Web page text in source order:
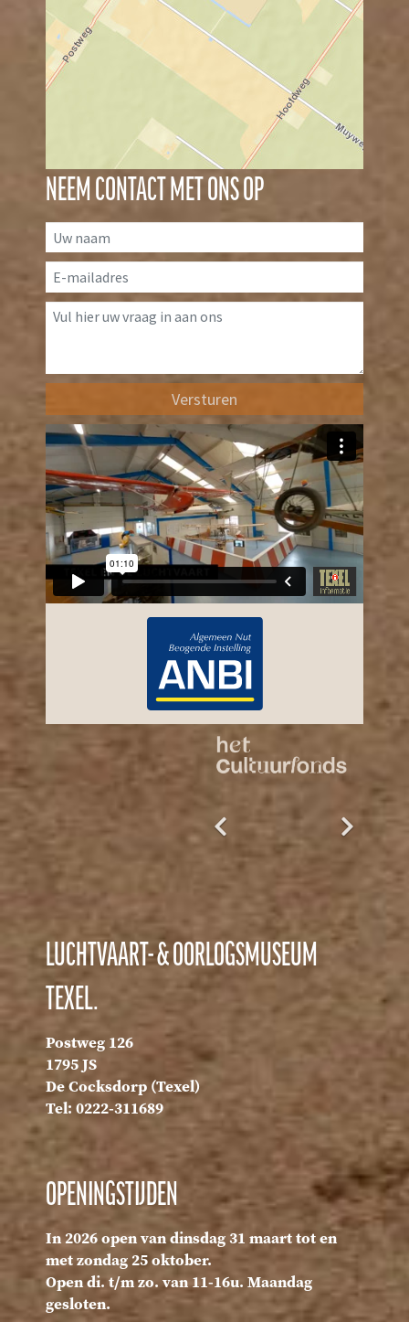
LUCHTVAART- & OORLOGSMUSEUM
TEXEL.
Postweg 126
1795 JS
De Cocksdorp (Texel)
Tel: 0222-311689
OPENINGSTIJDEN
In 2026 open van dinsdag 31 maart tot en
met zondag 25 oktober.
Open di. t/m zo. van 11-16u. Maandag
gesloten.
NEEM CONTACT MET ONS OP
Versturen